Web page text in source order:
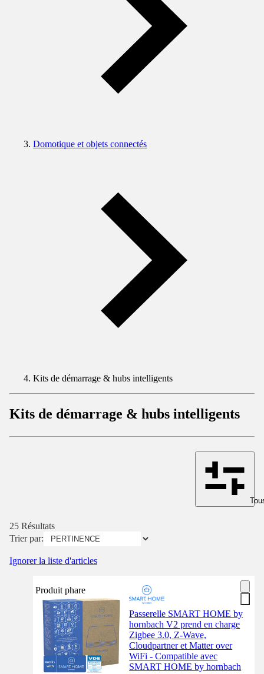
Domotique et objets connectés
Kits de démarrage & hubs intelligents
Kits de démarrage & hubs intelligents
25 Résultats
Trier par:
Ignorer la liste d'articles
Produit phare
Passerelle SMART HOME by
hornbach V2 prend en charge
Zigbee 3.0, Z-Wave,
Cloudpartner et Matter over
WiFi - Compatible avec
SMART HOME by hornbach